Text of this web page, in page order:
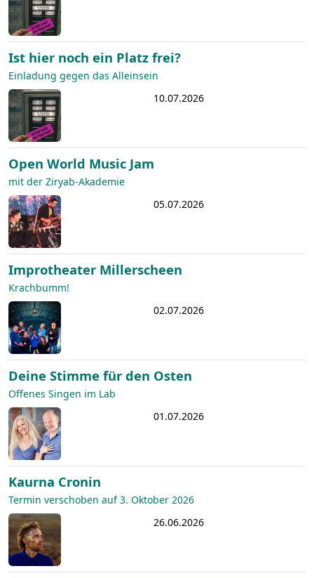
Ist hier noch ein Platz frei?
Einladung gegen das Alleinsein
10.07.2026
Open World Music Jam
mit der Ziryab-Akademie
05.07.2026
Improtheater Millerscheen
Krachbumm!
02.07.2026
Deine Stimme für den Osten
Offenes Singen im Lab
01.07.2026
Kaurna Cronin
Termin verschoben auf 3. Oktober 2026
26.06.2026